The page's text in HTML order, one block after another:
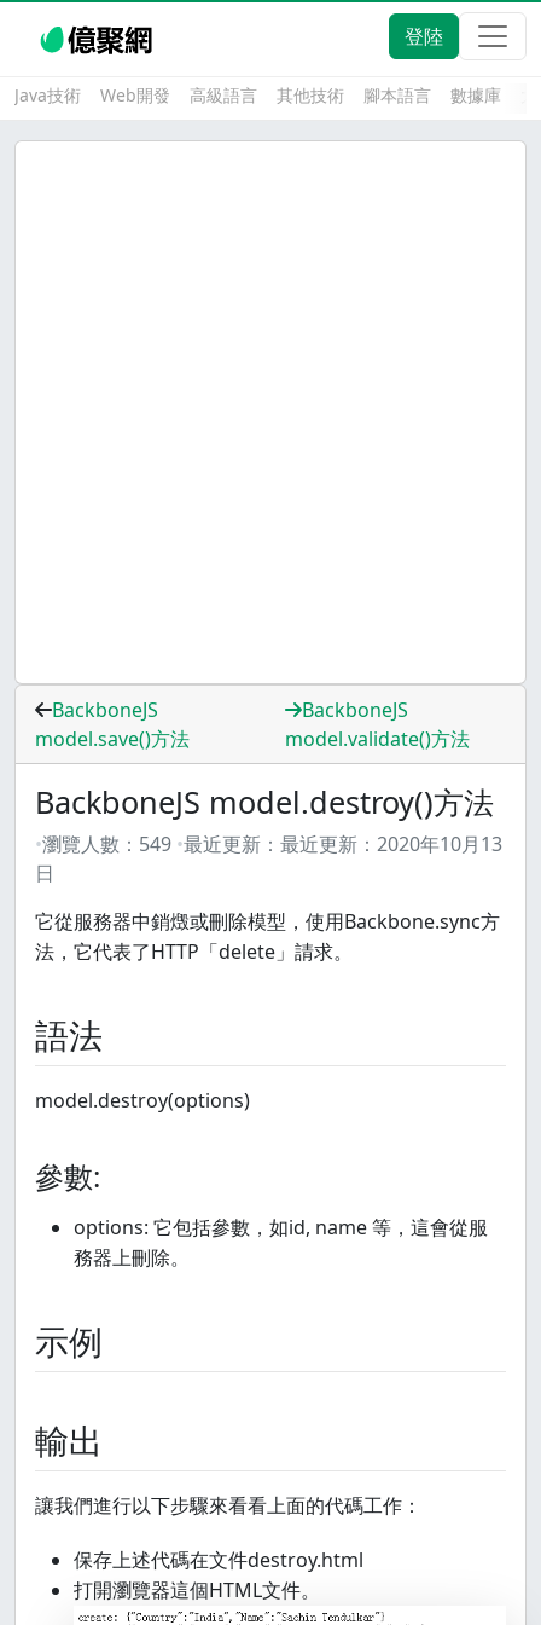
登陸
Java技術 Web開發 高級語言 其他技術 腳本語言 數據庫
BackboneJS
model.save()方法
BackboneJS
model.validate()方法
BackboneJS model.destroy()方法
瀏覽人數： 549 最近更新： 最近更新： 2020年10月13
日
它從服務器中銷燬或刪除模型，使用Backbone.sync方
法，它代表了HTTP「delete」請求。
語法
model.destroy(options)
參數:
options: 它包括參數，如id, name 等，這會從服
務器上刪除。
示例
輸出
讓我們進行以下步驟來看看上面的代碼工作：
保存上述代碼在文件destroy.html
打開瀏覽器這個HTML文件。